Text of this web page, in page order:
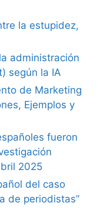
la estupidez,
administración
según la IA
de Marketing
Ejemplos y
fueron
2025
del caso
de periodistas”